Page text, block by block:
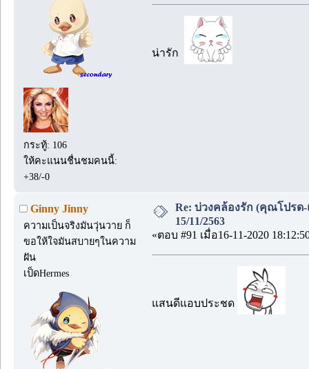
กระทู้: 106
ให้คะแนนชื่นชมคนนี้:
+38/-0
น่ารัก
Ginny Jinny
ความเป็นจริงมันวุ่นวาย ก็
ขอให้ใจมันสบายๆในความ
ฝัน
เป็ดHermes
Re: บ่วงคล้องรัก (คุณโปร
15/11/2563
«ตอบ #91 เมื่อ16-11-2020
แสนดีแอบประชด